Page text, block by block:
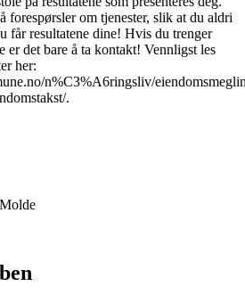
forespørsler om tjenester, slik at du aldri
får resultatene dine! Hvis du trenger
det bare å ta kontakt! Vennligst les
her:
n%C3%A6ringsliv/
.